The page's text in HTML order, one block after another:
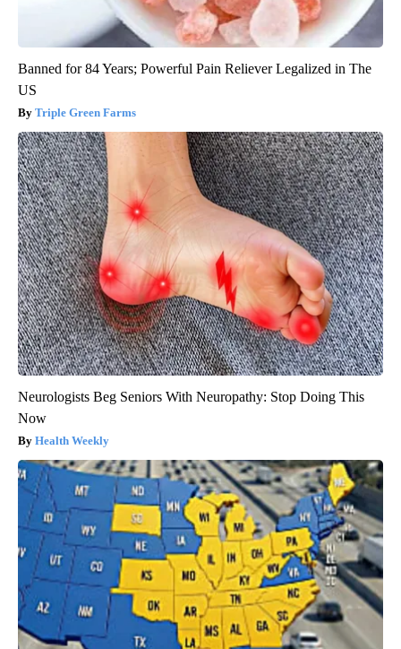
Banned for 84 Years; Powerful Pain Reliever Legalized in The
US
Triple Green Farms
Neurologists Beg Seniors With Neuropathy: Stop Doing This
Now
Health Weekly